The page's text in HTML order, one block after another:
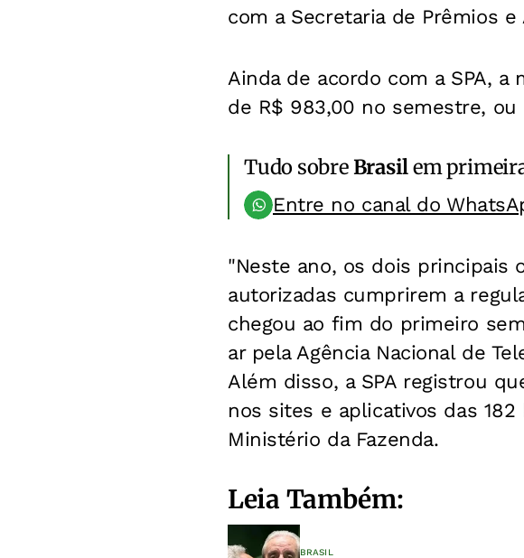
com a Secretaria de Prêmios e
Ainda de acordo com a SPA,
de R$ 983,00 no semestre, ou
Tudo sobreBrasilem
Entre no canal do
"Neste ano, os dois principais
autorizadas cumprirem a
chegou ao fim do primeiro
ar pela Agência Nacional de
Além disso, a SPA registrou
nos sites e aplicativos das
Ministério da Fazenda.
Leia Também:
BRASIL